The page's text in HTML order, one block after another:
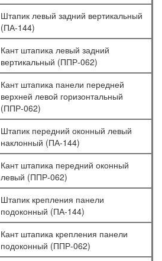
Штапик левый задний вертикальный
(ПА-144)
Кант штапика левый задний
вертикальный (ППР-062)
Кант штапика панели передней
верхней левой горизонтальный
(ППР-062)
Штапик передний оконный левый
наклонный (ПА-144)
Кант штапика передний оконный
левый (ППР-062)
Штапик крепления панели
подоконный (ПА-144)
Кант штапика крепления панели
подоконный (ППР-062)